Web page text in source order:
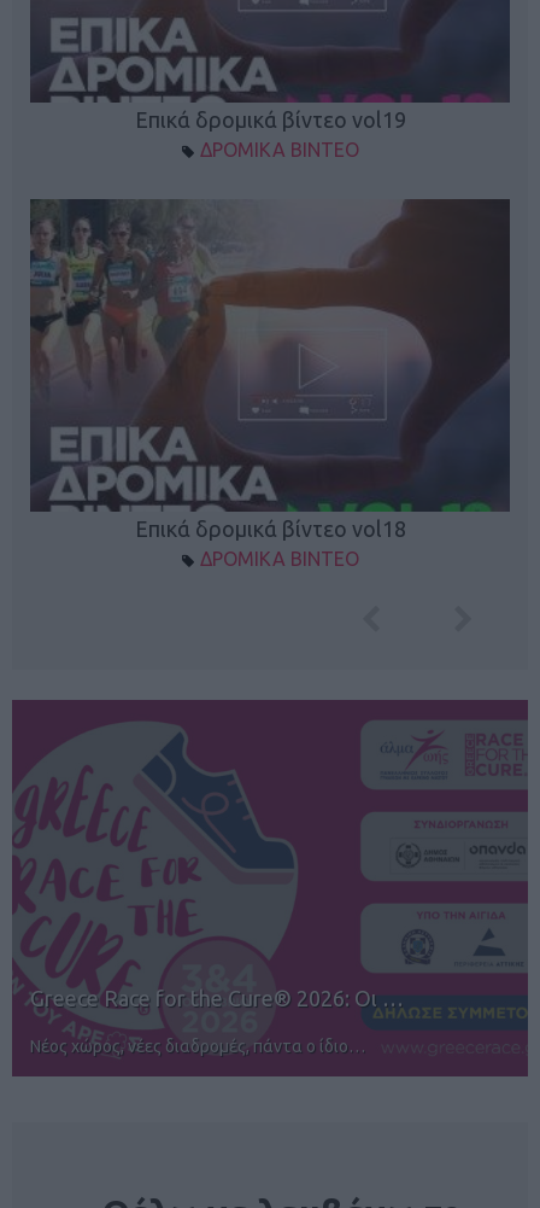
Επικά δρομικά βίντεο vol19
ΔΡΟΜΙΚΑ ΒΙΝΤΕΟ
Επικά δρομικά βίντεο vol18
ΔΡΟΜΙΚΑ ΒΙΝΤΕΟ
12ος TUI Rhodes Marathon: Άνοιγμα ε…
Αγώνες για όλους στην Ρόδο